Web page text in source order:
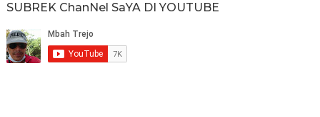
SUBREK ChanNel SaYA DI YOUTUBE